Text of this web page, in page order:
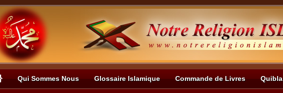
Qui Sommes Nous Glossaire Islamique Commande de Livres Quibla